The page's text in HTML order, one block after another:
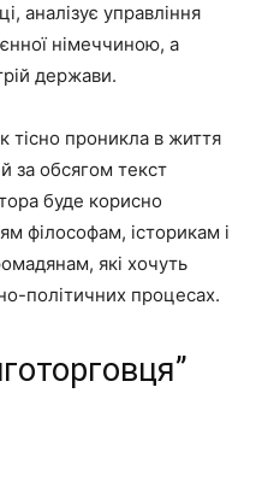
аналізує управління
німеччиною, а
держави.
тісно проникла в життя
за обсягом текст
буде корисно
філософам, історикам і
які хочуть
політичних процесах.